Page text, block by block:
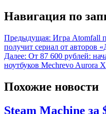
Навигация по
Предыдущая: Игра Atomfall
получит сериал от авторов
Далее: От 87 600 рублей:
ноутбуков Mechrevo Aurora X
Похожие новости
Steam Machine за